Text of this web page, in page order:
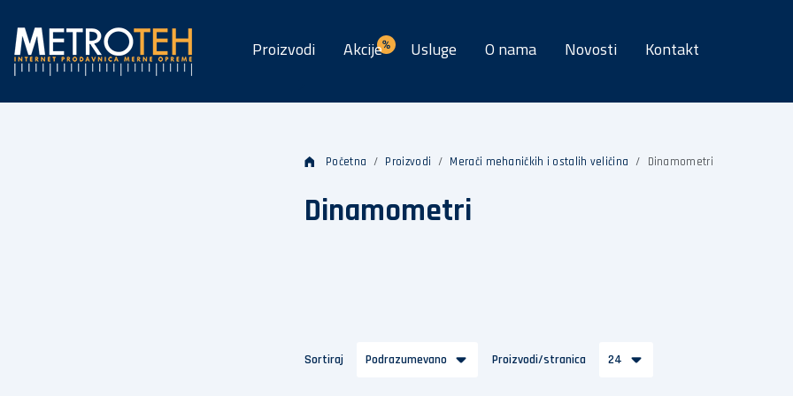
Proizvodi Akcije Usluge O nama Novosti Kontakt
Početna Proizvodi Merači mehaničkih i ostalih veličina Dinamometri
Dinamometri
Sortiraj Podrazumevano Proizvodi/stranica 24